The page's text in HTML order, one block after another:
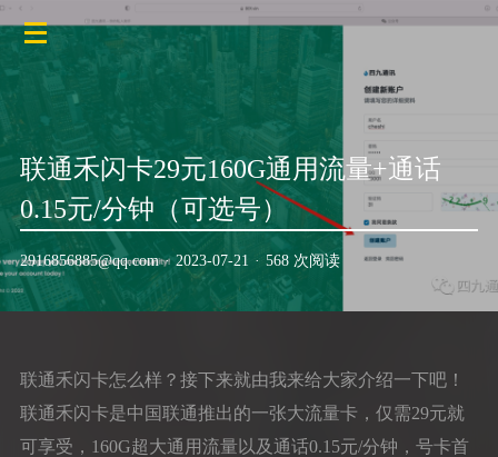
联通禾闪卡29元160G通用流量+通话
0.15元/分钟（可选号）
2916856885@qq.com · 2023-07-21 · 568 次阅读
联通禾闪卡怎么样？接下来就由我来给大家介绍一下吧！
联通禾闪卡是中国联通推出的一张大流量卡，仅需29元就
可享受，160G超大通用流量以及通话0.15元/分钟，号卡首